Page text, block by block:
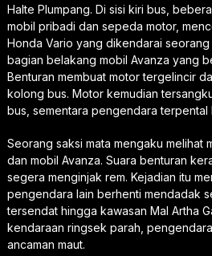
Halte Plumpang. Di sisi kiri bus,
mobil pribadi dan sepeda motor,
Honda Vario yang dikendarai
bagian belakang mobil Avanza yang
Benturan membuat motor tergelincir
kolong bus. Motor kemudian
bus, sementara pengendara terpental
Seorang saksi mata mengaku melihat
dan mobil Avanza. Suara benturan
segera menginjak rem. Kejadian itu
pengendara lain berhenti mendadak
tersendat hingga kawasan Mal Artha
kendaraan ringsek parah,
ancaman maut.